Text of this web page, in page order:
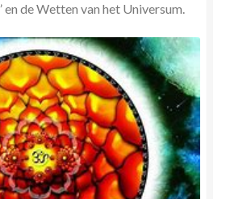
en de Wetten van het Universum.